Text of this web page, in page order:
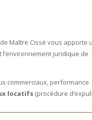
Maître Cissé vous apporte
juridique de
commerciaux, performance
locatifs(procédure